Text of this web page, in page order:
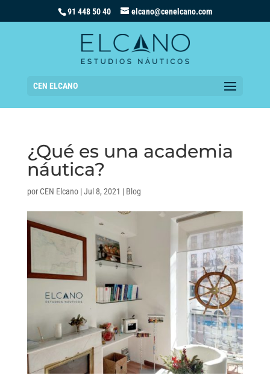
91 448 50 40 elcano@cenelcano.com
CEN ELCANO
¿Qué es una academia
náutica?
por CEN Elcano|Jul 8, 2021 | Blog